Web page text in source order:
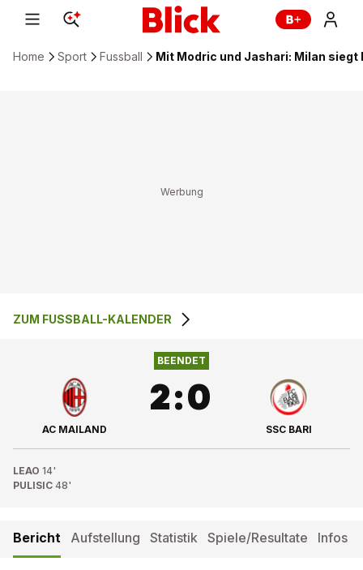
Home Sport Fussball Mit Modric und Jashari: Milan
2 :0
ZUM FUSSBALL-KALENDER
AC MAILAND
BEENDET
2:0
SSC BARI
LEAO 14'
PULISIC 48'
Bericht Aufstellung Statistik Spiele/Resultate Infos